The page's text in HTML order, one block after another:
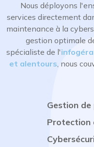
Nous déployons
services directement
maintenance à la
gestion optimale
spécialiste de l'
et alentours, nous
Gestion
Protection